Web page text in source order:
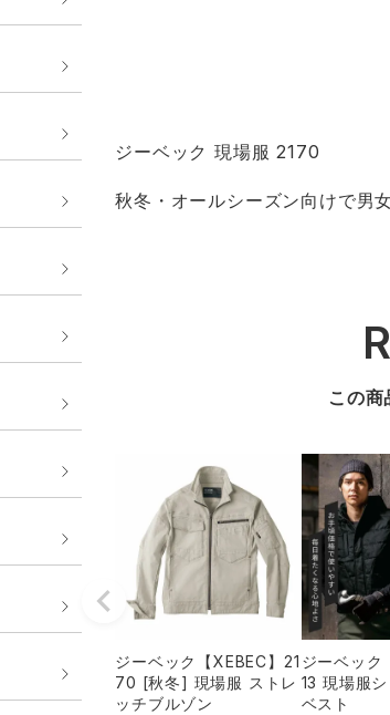
ジーベック 現場服 2170
秋冬・オールシーズン向けで男
この
ジーベック【XEBEC】21
70 [秋冬] 現場服 ストレ
ッチブルゾン
ジーベック
13 現場服
ベスト